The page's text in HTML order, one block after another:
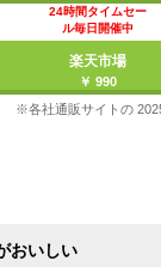
24時間タイムセー
ル毎日開催中
楽天市場
￥ 990
※各社通販サイトの
おいしい